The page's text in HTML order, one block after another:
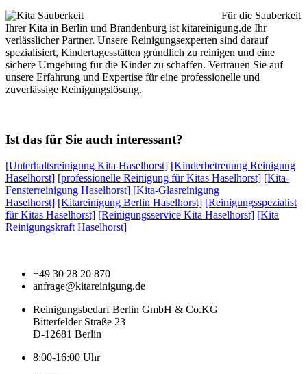
Für die Sauberkeit
Ihrer Kita in Berlin und Brandenburg ist kitareinigung.de Ihr
verlässlicher Partner. Unsere Reinigungsexperten sind darauf
spezialisiert, Kindertagesstätten gründlich zu reinigen und eine
sichere Umgebung für die Kinder zu schaffen. Vertrauen Sie auf
unsere Erfahrung und Expertise für eine professionelle und
zuverlässige Reinigungslösung.
Ist das für Sie auch interessant?
[Unterhaltsreinigung Kita Haselhorst] [Kinderbetreuung Reinigung
Haselhorst] [professionelle Reinigung für Kitas Haselhorst] [Kita-
Fensterreinigung Haselhorst] [Kita-Glasreinigung
Haselhorst] [Kitareinigung Berlin Haselhorst] [Reinigungsspezialist
für Kitas Haselhorst] [Reinigungsservice Kita Haselhorst] [Kita
Reinigungskraft Haselhorst]
+49 30 28 20 870
anfrage@kitareinigung.de
Reinigungsbedarf Berlin GmbH & Co.KG
Bitterfelder Straße 23
D-12681 Berlin
8:00-16:00 Uhr